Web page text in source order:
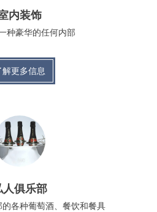
内装饰
种豪华的任何内部
解更多信息
人俱乐部
各种葡萄酒、餐饮和餐具